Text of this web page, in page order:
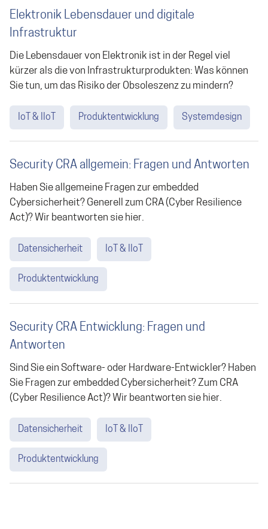
Elektronik Lebensdauer und digitale
Infrastruktur
Die Lebensdauer von Elektronik ist in der Regel viel
kürzer als die von Infrastrukturprodukten: Was können
Sie tun, um das Risiko der Obsoleszenz zu mindern?
IoT & IIoT Produktentwicklung Systemdesign
Security CRA allgemein: Fragen und Antworten
Haben Sie allgemeine Fragen zur embedded
Cybersicherheit? Generell zum CRA (Cyber Resilience
Act)? Wir beantworten sie hier.
Datensicherheit IoT & IIoT
Produktentwicklung
Security CRA Entwicklung: Fragen und
Antworten
Sind Sie ein Software- oder Hardware-Entwickler? Haben
Sie Fragen zur embedded Cybersicherheit? Zum CRA
(Cyber Resilience Act)? Wir beantworten sie hier.
Datensicherheit IoT & IIoT
Produktentwicklung